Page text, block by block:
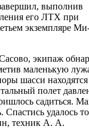
выполнив
его ЛТХ при
экземпляре
экипаж
маленькую
шасси
полет
садиться.
удалось
техник А. А.